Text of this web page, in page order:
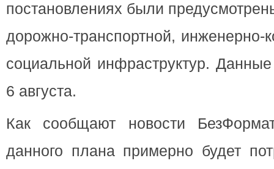
постановлениях были
дорожно-транспортной, инженерно-
социальной инфраструктур.
6 августа.
Как сообщают новости
данного плана примерно будет